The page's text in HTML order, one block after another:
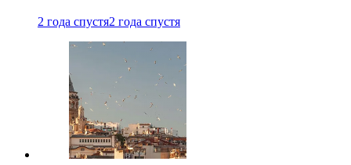
2 года спустя2 года спустя